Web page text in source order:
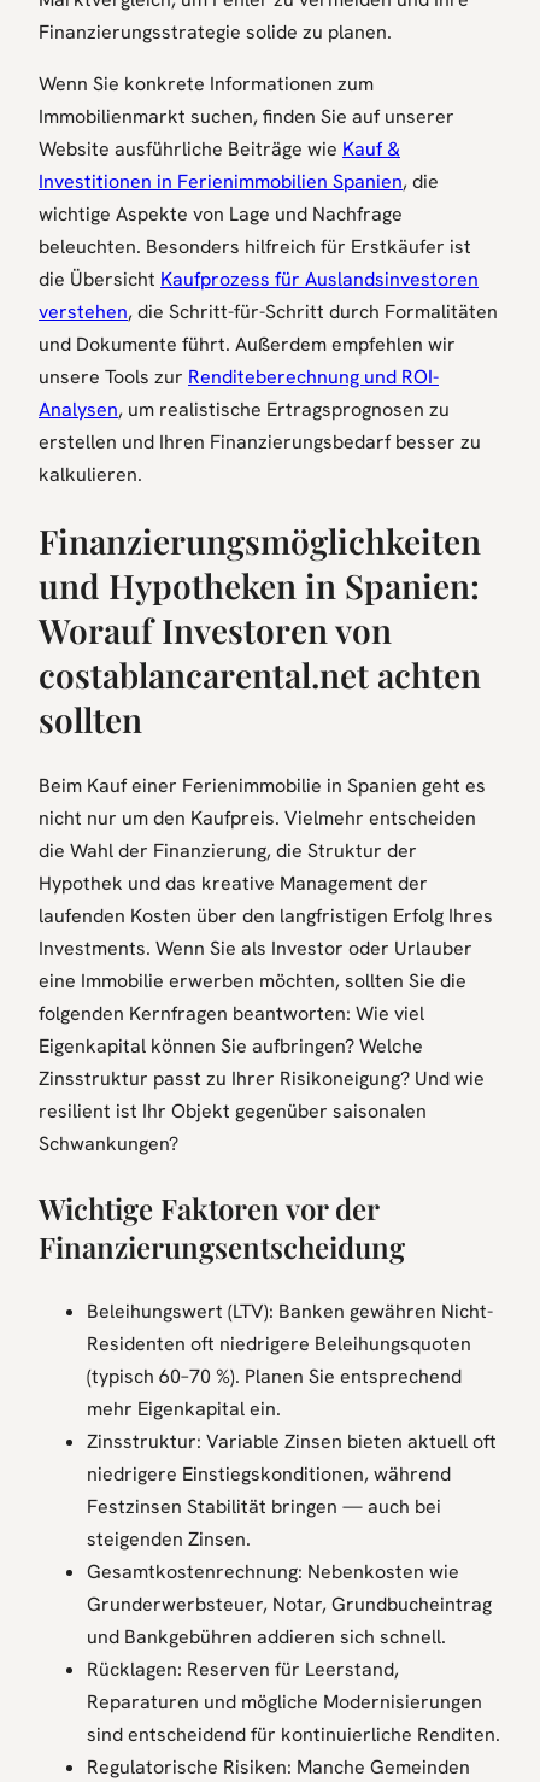
Finanzierungsstrategie solide zu planen.
Wenn Sie konkrete Informationen zum
Immobilienmarkt suchen, finden Sie auf unserer
Website ausführliche Beiträge wie Kauf &
Investitionen in Ferienimmobilien Spanien, die
wichtige Aspekte von Lage und Nachfrage
beleuchten. Besonders hilfreich für Erstkäufer ist
die Übersicht Kaufprozess für Auslandsinvestoren
verstehen, die Schritt-für-Schritt durch Formalitäten
und Dokumente führt. Außerdem empfehlen wir
unsere Tools zur Renditeberechnung und ROI-
Analysen, um realistische Ertragsprognosen zu
erstellen und Ihren Finanzierungsbedarf besser zu
kalkulieren.
Finanzierungsmöglichkeiten
und Hypotheken in Spanien:
Worauf Investoren von
costablancarental.net achten
sollten
Beim Kauf einer Ferienimmobilie in Spanien geht es
nicht nur um den Kaufpreis. Vielmehr entscheiden
die Wahl der Finanzierung, die Struktur der
Hypothek und das kreative Management der
laufenden Kosten über den langfristigen Erfolg Ihres
Investments. Wenn Sie als Investor oder Urlauber
eine Immobilie erwerben möchten, sollten Sie die
folgenden Kernfragen beantworten: Wie viel
Eigenkapital können Sie aufbringen? Welche
Zinsstruktur passt zu Ihrer Risikoneigung? Und wie
resilient ist Ihr Objekt gegenüber saisonalen
Schwankungen?
Wichtige Faktoren vor der
Finanzierungsentscheidung
Beleihungswert (LTV): Banken gewähren Nicht-
Residenten oft niedrigere Beleihungsquoten
(typisch 60–70 %). Planen Sie entsprechend
mehr Eigenkapital ein.
Zinsstruktur: Variable Zinsen bieten aktuell oft
niedrigere Einstiegskonditionen, während
Festzinsen Stabilität bringen — auch bei
steigenden Zinsen.
Gesamtkostenrechnung: Nebenkosten wie
Grunderwerbsteuer, Notar, Grundbucheintrag
und Bankgebühren addieren sich schnell.
Rücklagen: Reserven für Leerstand,
Reparaturen und mögliche Modernisierungen
sind entscheidend für kontinuierliche Renditen.
Regulatorische Risiken: Manche Gemeinden